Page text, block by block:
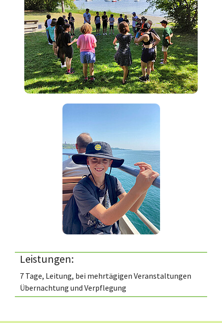
Leistungen:
7 Tage, Leitung, bei mehrtägigen Veranstaltungen
Übernachtung und Verpflegung